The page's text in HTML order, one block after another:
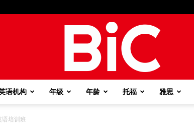
语机构 年级 年龄 托福 雅思
培训班